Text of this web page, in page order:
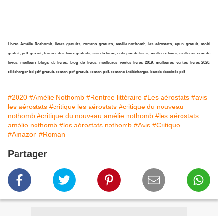
Livres Amélie Nothomb,livres gratuits, romans gratuits, amélie nothomb, les aérostats,epub gratuit,mobi
gratuit, pdf gratuit,trouver des livres gratuits, avis de livres, critiques de livres, meilleurs livres,meilleurs sites de
livres, meilleurs blogs de livres, blog de livres,meilleures ventes livres 2019,meilleures ventes livres 2020,
télécharger bd pdf gratuit, roman pdf gratuit, roman pdf, romans à télécharger, bande dessinée pdf
#2020 #Amélie Nothomb #Rentrée littéraire #Les aérostats #avis
les aérostats #critique les aérostats #critique du nouveau
nothomb #critique du nouveau amélie nothomb #les aérostats
amélie nothomb #les aérostats nothomb #Avis #Critique
#Amazon #Roman
Partager